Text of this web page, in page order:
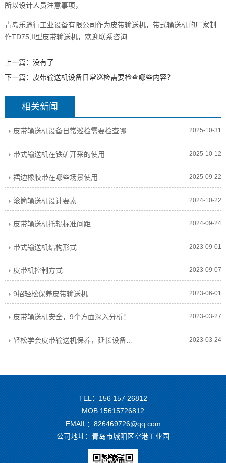
所以设计人员注意事项，
青岛乐途行工业设备有限公司作为皮带输送机，带式输送机的厂家制
作TD75,II型皮带输送机，欢迎联系咨询
上一篇：没有了
下一篇： 皮带输送机设备日常巡检需要检查哪些内容？
相关新闻
皮带输送机设备日常巡检需要检查哪些内容？ 2025-10-31
带式输送机在铁矿开采的使用 2025-10-12
裙边橡胶带在哪些场景使用 2025-09-22
滚筒输送机设计要素 2024-10-22
皮带输送机托辊标准间距 2024-09-24
带式输送机结构形式 2023-09-01
皮带机控制方式 2023-09-07
9招轻松保养皮带输送机 2023-06-01
皮带输送机安全，9个方面深入分析！ 2023-03-27
轻松学会皮带输送机保养，延长设备寿命！ 2023-03-24
TEL：156 157 26812
MOB:15615726812
EMAIL：826469726@qq.com
公司地址：青岛市城阳区空港工业园